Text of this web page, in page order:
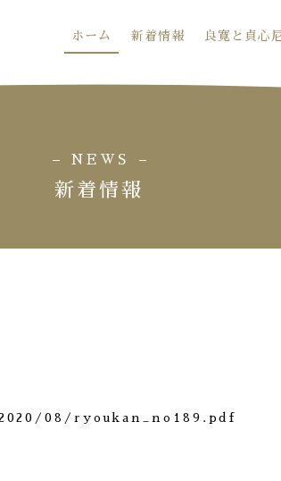
ホーム 新着情報 良寛と貞心
NEWS
新着情報
08/ryoukan_no189.pdf